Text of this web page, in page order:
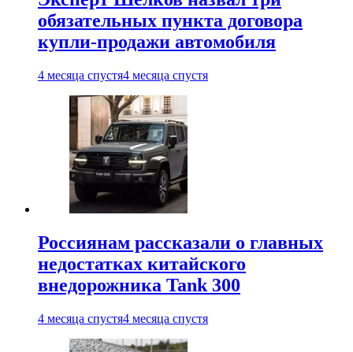
обязательных пункта договора
купли-продажи автомобиля
4 месяца спустя4 месяца спустя
Россиянам рассказали о главных
недостатках китайского
внедорожника Tank 300
4 месяца спустя4 месяца спустя